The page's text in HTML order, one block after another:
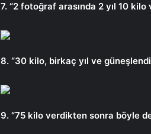
7. “2 fotoğraf arasında 2 yıl 10 kilo
8. “30 kilo, birkaç yıl ve
9. “75 kilo verdikten sonra böyle